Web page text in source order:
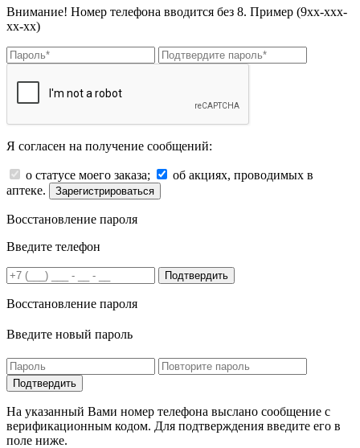
Внимание! Номер телефона вводится без 8. Пример (9хх-ххх-
хх-хх)
Я согласен на получение сообщений:
о статусе моего заказа;
об акциях, проводимых в
аптеке.
Зарегистрироваться
Восстановление пароля
Введите телефон
Подтвердить
Восстановление пароля
Введите новый пароль
На указанный Вами номер телефона выслано сообщение с
верификационным кодом. Для подтверждения введите его в
поле ниже.